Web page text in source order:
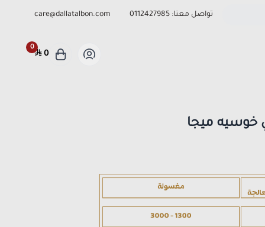
تواصل معنا: 0112427985
care@dallatalbon.com
0
0
خوسيه ميجا